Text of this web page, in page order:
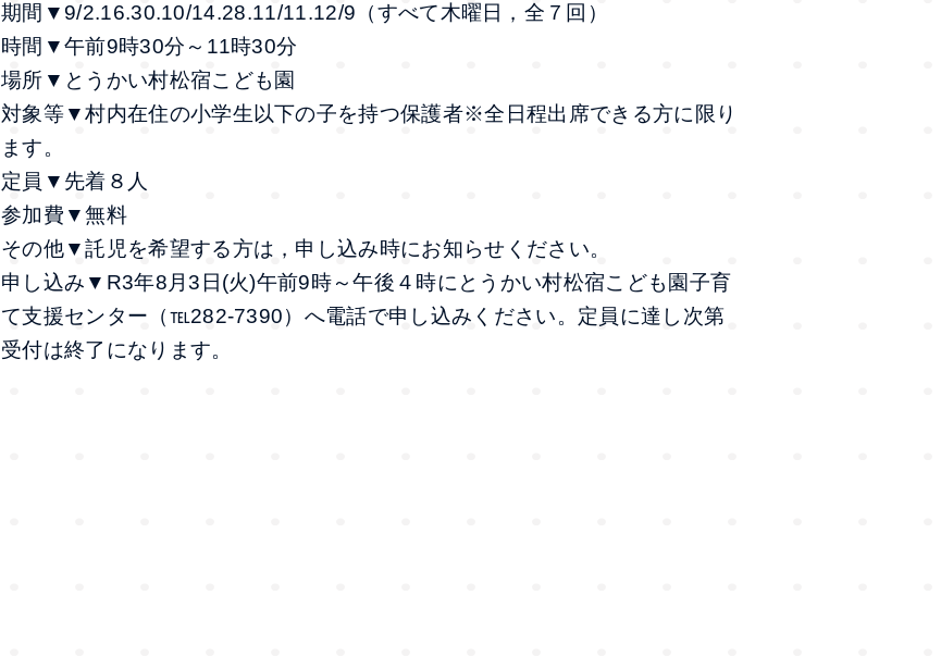
期間▼9/2.16.30.10/14.28.11/11.12/9（すべて木曜日，全７回）
時間▼午前9時30分～11時30分
場所▼とうかい村松宿こども園
対象等▼村内在住の小学生以下の子を持つ保護者※全日程出席できる方に限り
ます。
定員▼先着８人
参加費▼無料
その他▼託児を希望する方は，申し込み時にお知らせください。
申し込み▼R3年8月3日(火)午前9時～午後４時にとうかい村松宿こども園子育
て支援センター（℡282-7390）へ電話で申し込みください。定員に達し次第
受付は終了になります。